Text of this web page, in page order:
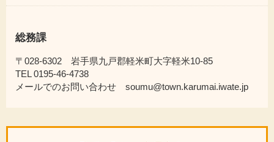
総務課
〒028-6302 岩手県九戸郡軽米町大字軽米10-85
TEL 0195-46-4738
メールでのお問い合わせ soumu@town.karumai.iwate.jp